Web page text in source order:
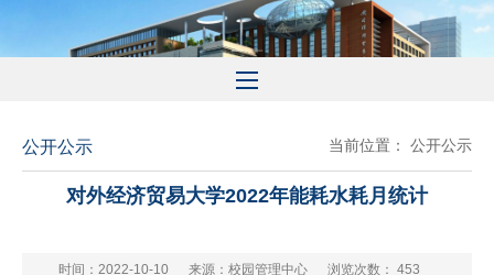
公开公示 当前位置： 公开公示
对外经济贸易大学2022年能耗水耗月统计
时间：2022-10-10 来源：校园管理中心 浏览次数： 453